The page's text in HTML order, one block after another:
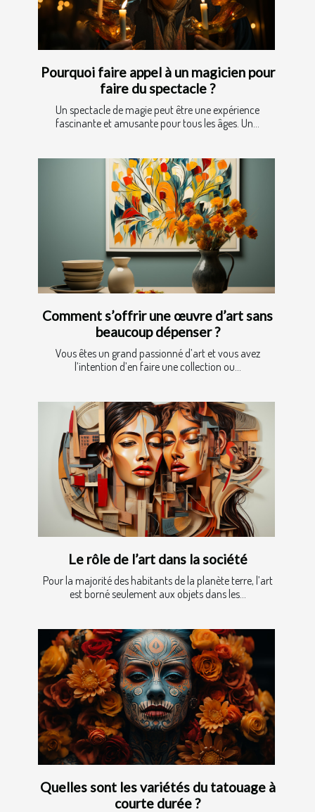
Pourquoi faire appel à un magicien pour
faire du spectacle ?
Un spectacle de magie peut être une expérience
fascinante et amusante pour tous les âges. Un...
Comment s’offrir une œuvre d’art sans
beaucoup dépenser ?
Vous êtes un grand passionné d’art et vous avez
l’intention d’en faire une collection ou...
Le rôle de l’art dans la société
Pour la majorité des habitants de la planète terre, l’art
est borné seulement aux objets dans les...
Quelles sont les variétés du tatouage à
courte durée ?